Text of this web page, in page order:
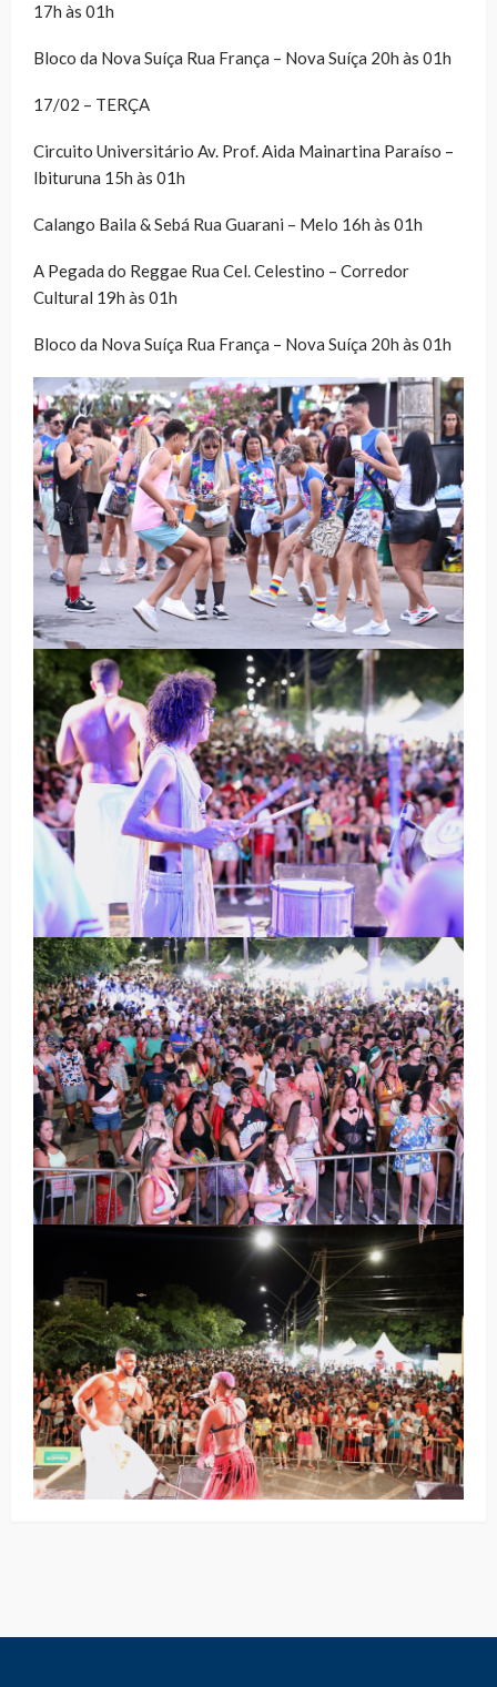
17h às 01h
Bloco da Nova Suíça Rua França – Nova Suíça 20h às 01h
17/02 – TERÇA
Circuito Universitário Av. Prof. Aida Mainartina Paraíso –
Ibituruna 15h às 01h
Calango Baila & Sebá Rua Guarani – Melo 16h às 01h
A Pegada do Reggae Rua Cel. Celestino – Corredor
Cultural 19h às 01h
Bloco da Nova Suíça Rua França – Nova Suíça 20h às 01h